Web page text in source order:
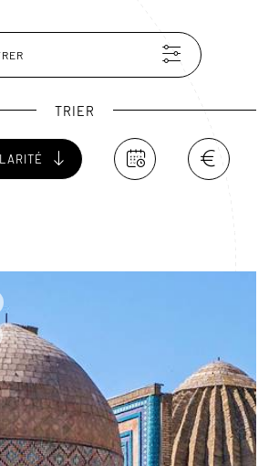
mausolée est construit de briques
Regardez son décor qui a pour
le tressage d’une vannerie.
TRIER